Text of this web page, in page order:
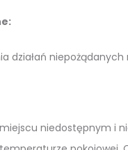
działań
niedostępnym i